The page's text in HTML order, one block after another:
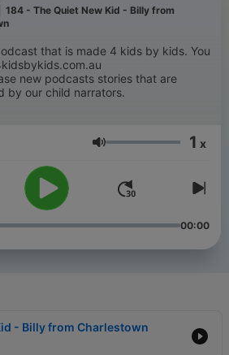
184 - The Quiet New Kid - Billy from
that is made 4 kids by kids. You
new podcasts stories that are
by our child narrators.
Volumen 1 x
00:00
- Billy from Charlestown